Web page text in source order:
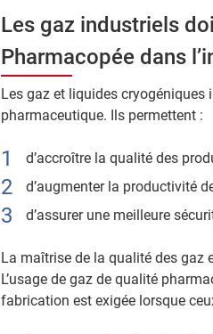
Les gaz industriels
Pharmacopée dans
Les gaz et liquides cryogéniques
pharmaceutique. Ils permettent :
d’accroître la qualité des
d’augmenter la productivité
d’assurer une meilleure
La maîtrise de la qualité des gaz
L’usage de gaz de qualité
fabrication est exigée lorsque